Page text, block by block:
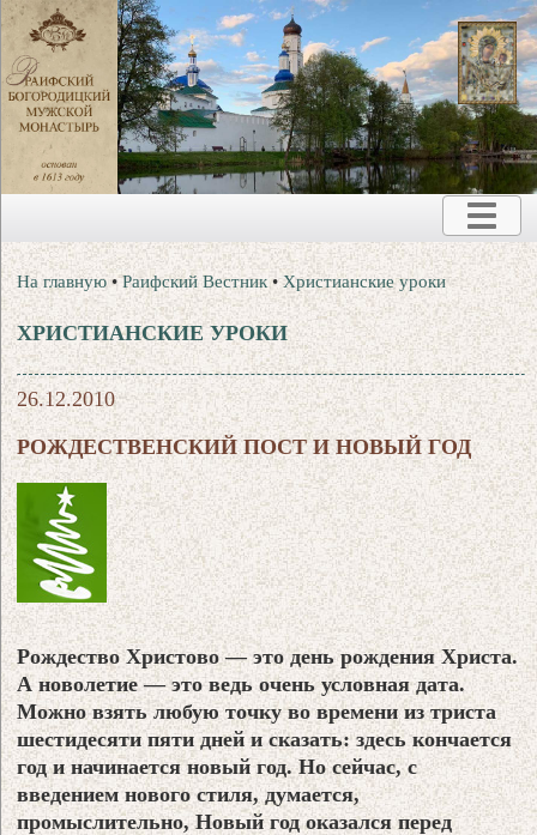
На главную •Раифский Вестник •Христианские уроки
ХРИСТИАНСКИЕ УРОКИ
26.12.2010
РОЖДЕСТВЕНСКИЙ ПОСТ И НОВЫЙ ГОД
Рождество Христово — это день рождения Христа.
А новолетие — это ведь очень условная дата.
Можно взять любую точку во времени из триста
шестидесяти пяти дней и сказать: здесь кончается
год и начинается новый год. Но сейчас, с
введением нового стиля, думается,
промыслительно, Новый год оказался перед